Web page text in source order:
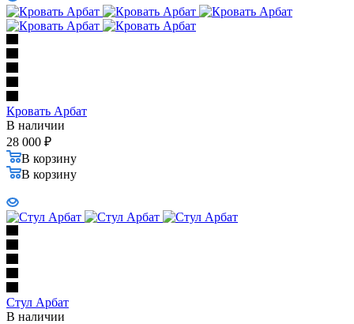
Кровать Арбат
В наличии
28 000 ₽
В корзину
В корзину
Стул Арбат
В наличии